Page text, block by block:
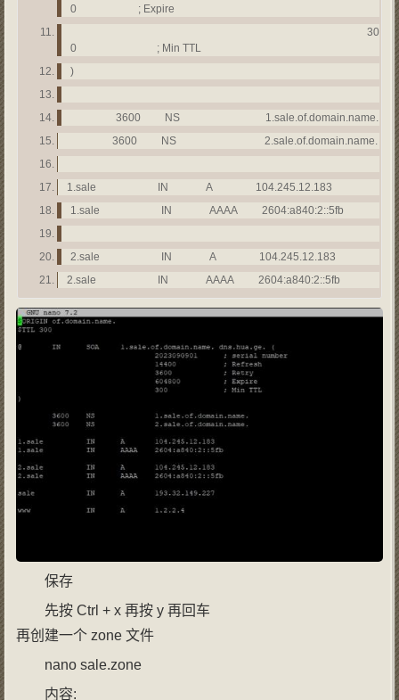
0 ; Expire
30
0 ; Min TTL
)
3600 NS 1.sale.of.domain.name.
3600 NS 2.sale.of.domain.name.
1.sale IN A 104.245.12.183
1.sale IN AAAA 2604:a840:2::5fb
2.sale IN A 104.245.12.183
2.sale IN AAAA 2604:a840:2::5fb
保存
先按 Ctrl + x 再按 y 再回车
再创建一个 zone 文件
nano sale.zone
内容: